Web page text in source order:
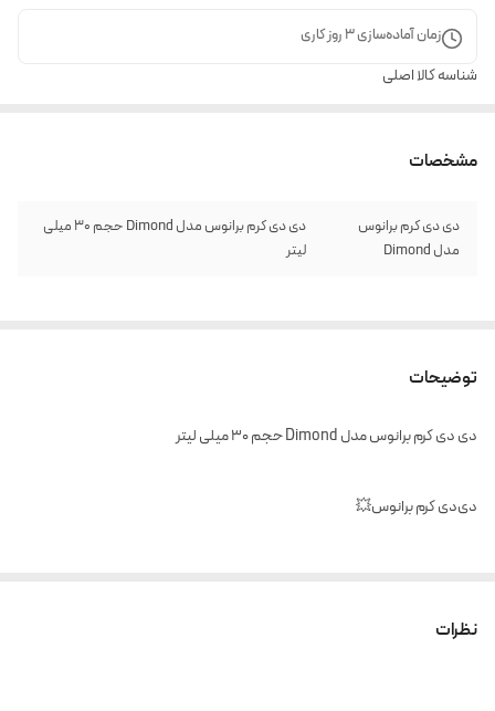
زمان آماده‌سازی3روز کاری
شناسه کالااصلی
مشخصات
دی دی کرم برانوس
مدل Dimond
دی دی کرم برانوس مدل Dimond حجم 30 میلی
لیتر
توضیحات
دی دی کرم برانوس مدل Dimond حجم 30 میلی لیتر
دی‌دی کرم برانوس💥
نظرات